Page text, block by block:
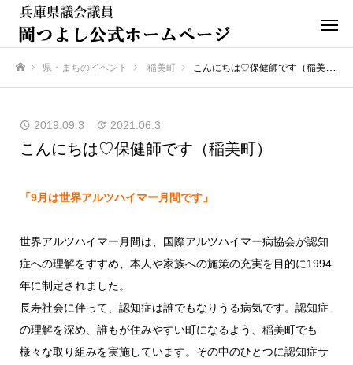
県・まちのイベント 稲美町 こんにちは♡保健師です（稲美町）
2019.09.3 2021.06.3
こんにちは♡保健師です（稲美町）
「9月は世界アルツハイマー月間です」
世界アルツハイマー月間は、国際アルツハイマー病協会が認知
症への理解をすすめ、本人や家族への施策の充実を目的に1994
年に制定されました。
長寿社会に伴って、認知症は誰でもなりうる病気です。認知症
の理解を深め、誰もが住みやすい町になるよう、稲美町でも
様々な取り組みを実施しています。その中のひとつに認知症サ